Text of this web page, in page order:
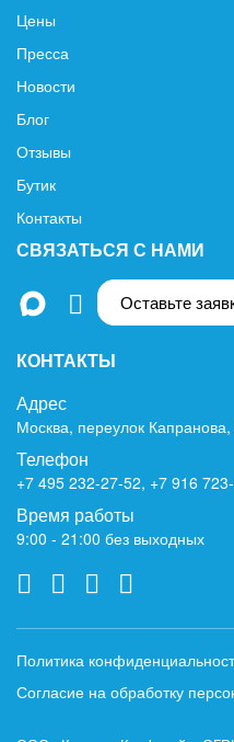
Цены
Пресса
Новости
Блог
Отзывы
Бутик
Контакты
СВЯЗАТЬСЯ С НАМИ
Оставьте
КОНТАКТЫ
Адрес
Москва, переулок
Телефон
+7 495 232-27-52, +7 916
Время работы
9:00 - 21:00 без выходных
Политика
Согласие на обработку